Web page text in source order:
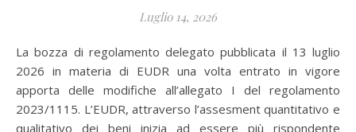
Luglio 14, 2026
La bozza di regolamento delegato pubblicata il 13 luglio
2026 in materia di EUDR una volta entrato in vigore
apporta delle modifiche all’allegato I del regolamento
2023/1115. L’EUDR, attraverso l’assesment quantitativo e
qualitativo dei beni inizia ad essere più rispondente